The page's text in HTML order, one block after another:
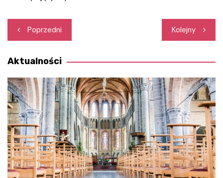
Nawigacja
wpisu
Poprzedni Kolejny
Aktualności